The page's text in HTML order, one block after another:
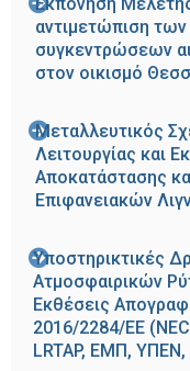
αντιμετώπιση
συγκεντρώσεων
στον οικισμό
Μεταλλευτικός
Λειτουργίας και
Αποκατάστασης
Επιφανειακών
Υποστηρικτικές
Ατμοσφαιρικών
Εκθέσεις
2016/2284/ΕΕ
LRTAP, ΕΜΠ, ΥΠΕΝ,